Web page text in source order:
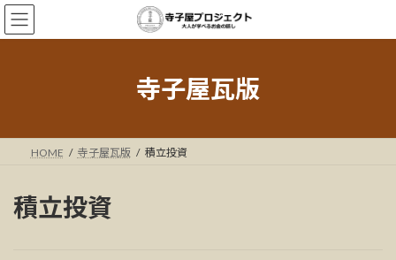
コ
ン
テ
ナ
ビ
ゲ
寺子屋瓦版
HOME 寺子屋瓦版 積立投資
積立投資